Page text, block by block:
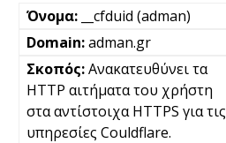
__cfduid (adman)
adman.gr
Ανακατευθύνει τα
HTTP αιτήματα του χρήστη
στα αντίστοιχα HTTPS για τις
υπηρεσίες Couldflare.